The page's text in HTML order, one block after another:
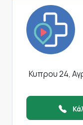
Κυπρου 24,